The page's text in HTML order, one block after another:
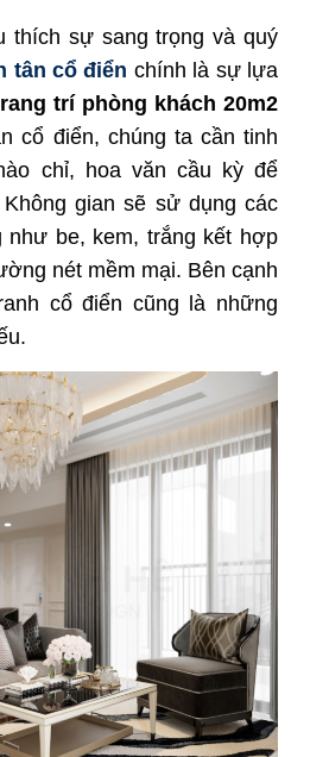
thích sự sang trọng và quý
tân cổ điển chính là sự lựa
trí phòng khách 20m2
cổ điển, chúng ta cần tinh
chỉ, hoa văn cầu kỳ để
gian sẽ sử dụng các
như be, kem, trắng kết hợp
nét mềm mại. Bên cạnh
cổ điển cũng là những